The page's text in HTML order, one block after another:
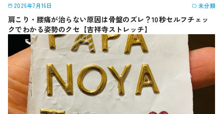
2026年7月16日 未分類
肩こり・腰痛が治らない原因は骨盤のズレ？10秒セルフチェッ
クでわかる姿勢のクセ【吉祥寺ストレッチ】